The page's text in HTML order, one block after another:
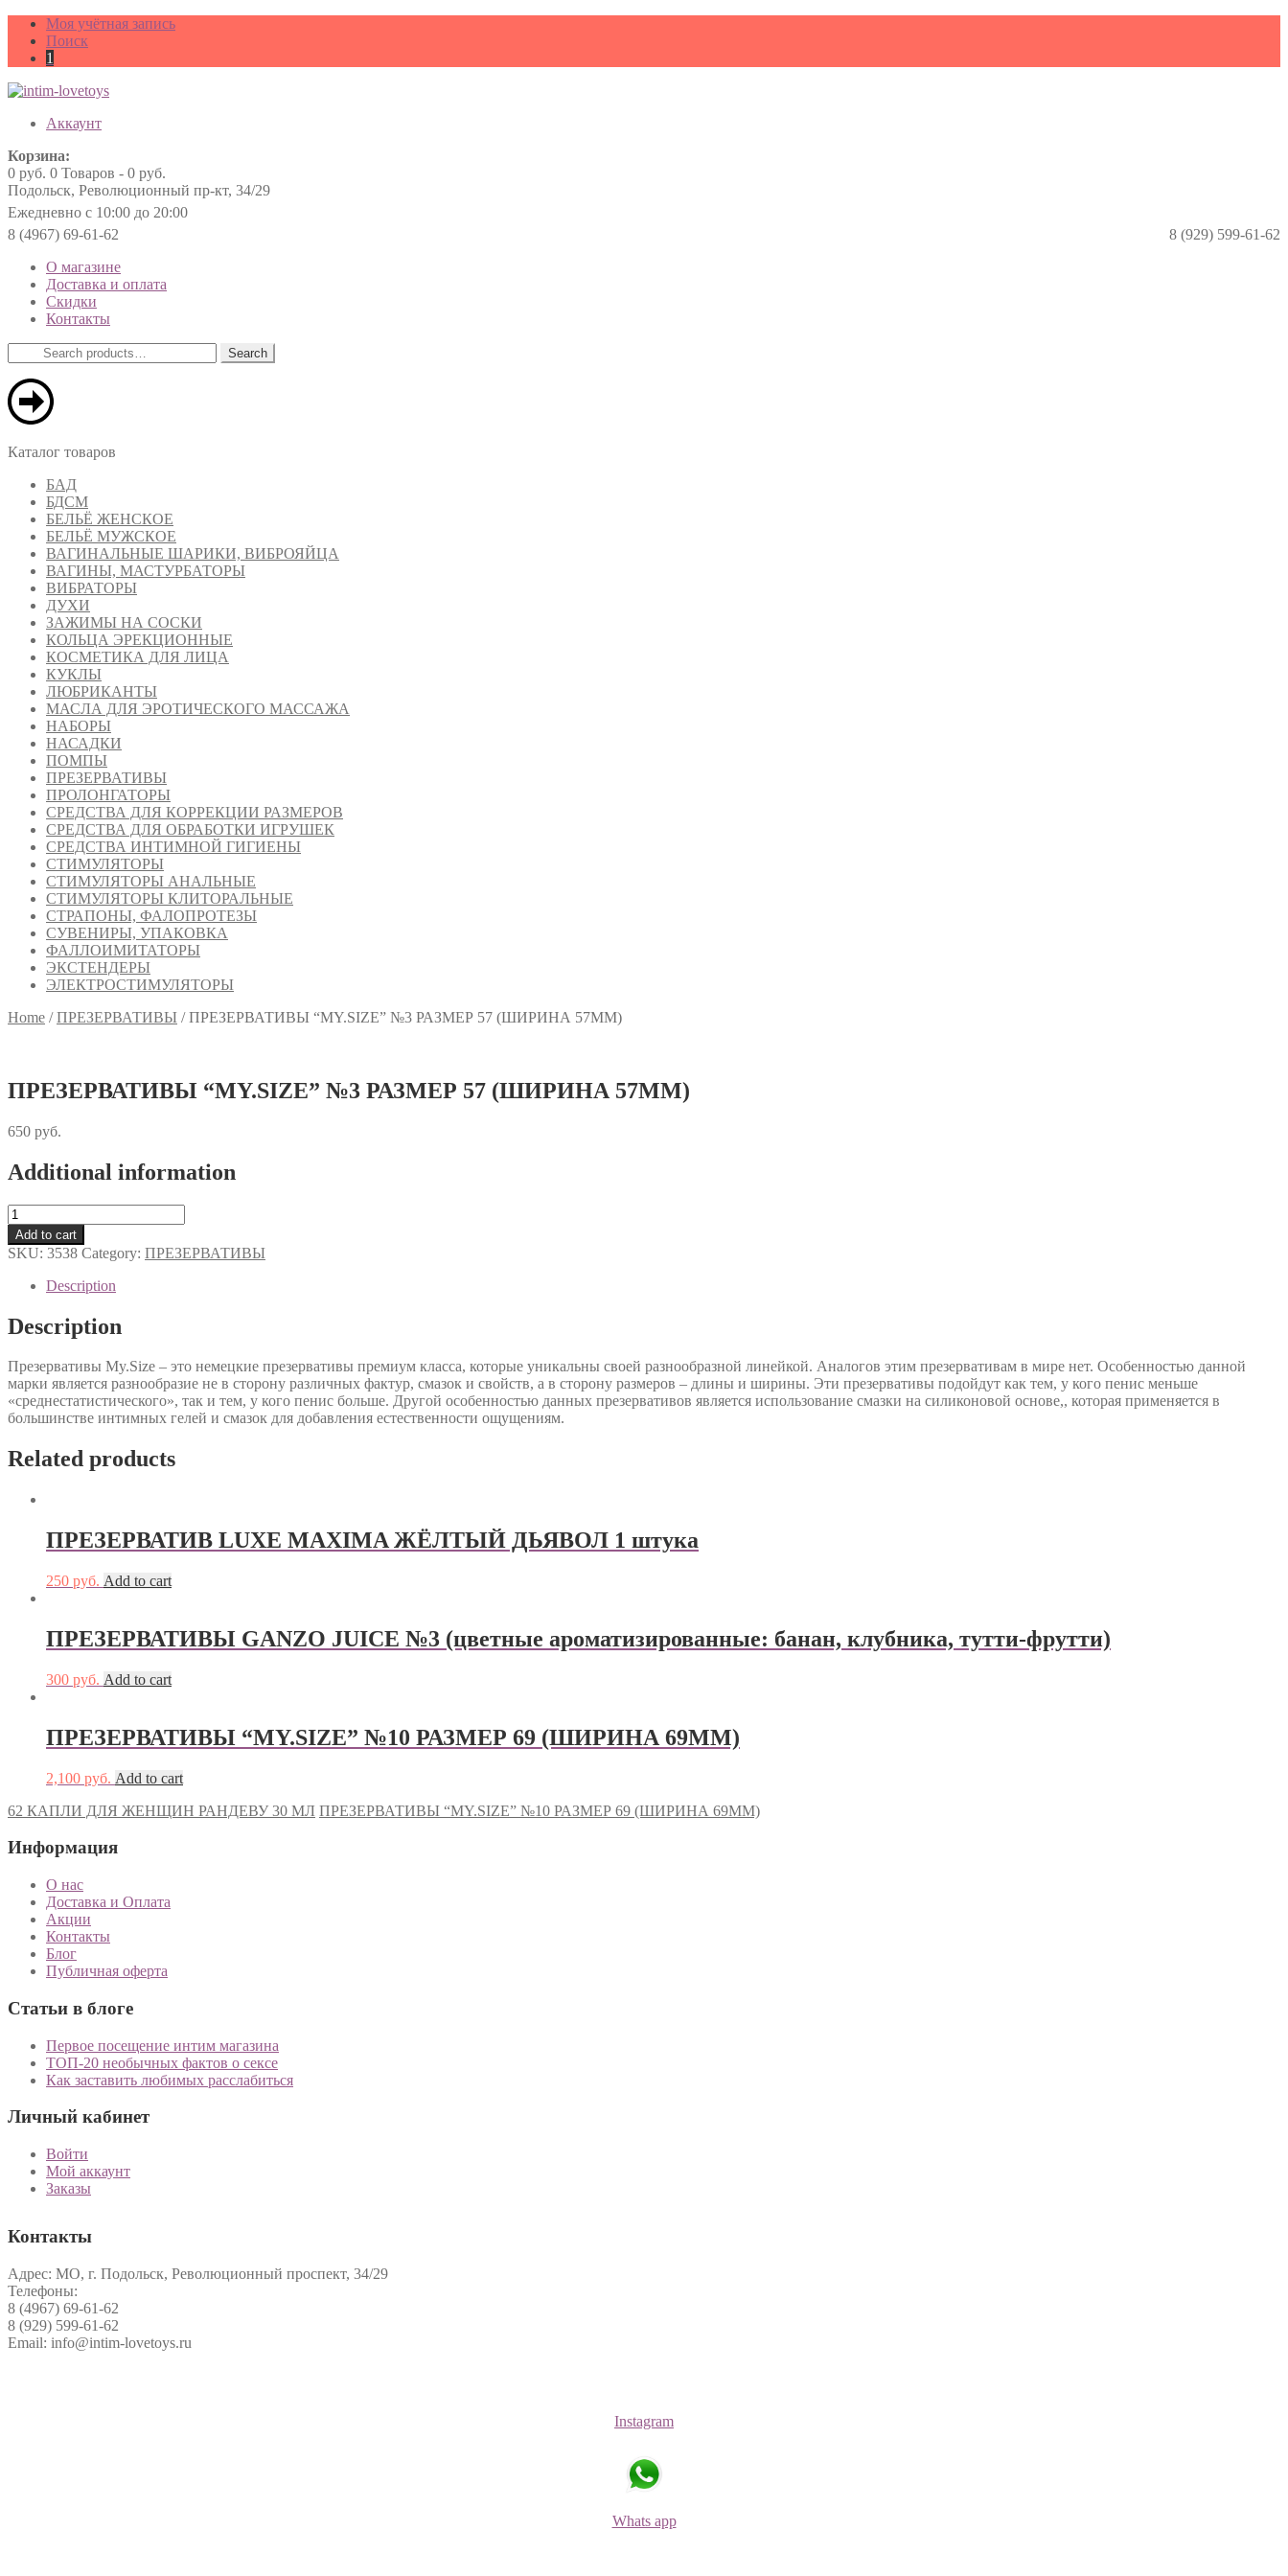
Моя учётная запись
Поиск
1
Аккаунт
Корзина:
0 руб. 0 Товаров - 0 руб.
Подольск, Революционный пр-кт, 34/29
Ежедневно с 10:00 до 20:00
8 (4967) 69-61-62
8 (929) 599-61-62
О магазине
Доставка и оплата
Скидки
Контакты
Search
for:
Search
Каталог товаров
БАД
БДСМ
БЕЛЬЁ ЖЕНСКОЕ
БЕЛЬЁ МУЖСКОЕ
ВАГИНАЛЬНЫЕ ШАРИКИ, ВИБРОЯЙЦА
ВАГИНЫ, МАСТУРБАТОРЫ
ВИБРАТОРЫ
ДУХИ
ЗАЖИМЫ НА СОСКИ
КОЛЬЦА ЭРЕКЦИОННЫЕ
КОСМЕТИКА ДЛЯ ЛИЦА
КУКЛЫ
ЛЮБРИКАНТЫ
МАСЛА ДЛЯ ЭРОТИЧЕСКОГО МАССАЖА
НАБОРЫ
НАСАДКИ
ПОМПЫ
ПРЕЗЕРВАТИВЫ
ПРОЛОНГАТОРЫ
СРЕДСТВА ДЛЯ КОРРЕКЦИИ РАЗМЕРОВ
СРЕДСТВА ДЛЯ ОБРАБОТКИ ИГРУШЕК
СРЕДСТВА ИНТИМНОЙ ГИГИЕНЫ
СТИМУЛЯТОРЫ
СТИМУЛЯТОРЫ АНАЛЬНЫЕ
СТИМУЛЯТОРЫ КЛИТОРАЛЬНЫЕ
СТРАПОНЫ, ФАЛОПРОТЕЗЫ
СУВЕНИРЫ, УПАКОВКА
ФАЛЛОИМИТАТОРЫ
ЭКСТЕНДЕРЫ
ЭЛЕКТРОСТИМУЛЯТОРЫ
Home /ПРЕЗЕРВАТИВЫ /ПРЕЗЕРВАТИВЫ “MY.SIZE” №3 РАЗМЕР 57 (ШИРИНА 57MM)
ПРЕЗЕРВАТИВЫ “MY.SIZE” №3 РАЗМЕР 57 (ШИРИНА 57MM)
650 руб.
Additional information
ПРЕЗЕРВАТИВЫ
"MY.SIZE"
№3
РАЗМЕР
(ШИРИНА
57MM)
quantity
Add to cart
SKU: 3538 Category: ПРЕЗЕРВАТИВЫ
Description
Description
Презервативы My.Size – это немецкие презервативы премиум класса, которые уникальны своей разнообразной линейкой. Аналогов этим презервативам в мире нет. Особенностью данной
марки является разнообразие не в сторону различных фактур, смазок и свойств, а в сторону размеров – длины и ширины. Эти презервативы подойдут как тем, у кого пенис меньше
«среднестатистического», так и тем, у кого пенис больше. Другой особенностью данных презервативов является использование смазки на силиконовой основе,, которая применяется в
большинстве интимных гелей и смазок для добавления естественности ощущениям.
Related products
ПРЕЗЕРВАТИВ LUXE MAXIMA ЖЁЛТЫЙ ДЬЯВОЛ 1 штука
250 руб. Add to cart
ПРЕЗЕРВАТИВЫ GANZO JUICE №3 (цветные ароматизированные: банан, клубника, тутти-фрутти)
300 руб. Add to cart
ПРЕЗЕРВАТИВЫ “MY.SIZE” №10 РАЗМЕР 69 (ШИРИНА 69MM)
2,100 руб. Add to cart
62 КАПЛИ ДЛЯ ЖЕНЩИН РАНДЕВУ 30 МЛ ПРЕЗЕРВАТИВЫ “MY.SIZE” №10 РАЗМЕР 69 (ШИРИНА 69MM)
Информация
О нас
Доставка и Оплата
Акции
Контакты
Блог
Публичная оферта
Статьи в блоге
Первое посещение интим магазина
ТОП-20 необычных фактов о сексе
Как заставить любимых расслабиться
Личный кабинет
Войти
Мой аккаунт
Заказы
Контакты
Адрес: МО, г. Подольск, Революционный проспект, 34/29
Телефоны:
8 (4967) 69-61-62
8 (929) 599-61-62
Email: info@intim-lovetoys.ru
Instagram
Whats app